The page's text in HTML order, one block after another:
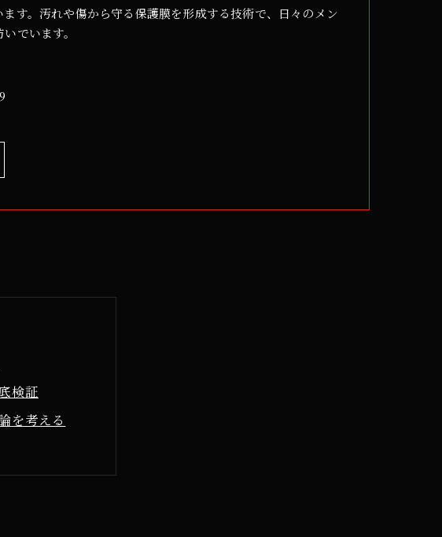
す。汚れや傷から守る保護膜を形成する技術で、日々のメン
でいます。
検証
を考える
選択法
く解説